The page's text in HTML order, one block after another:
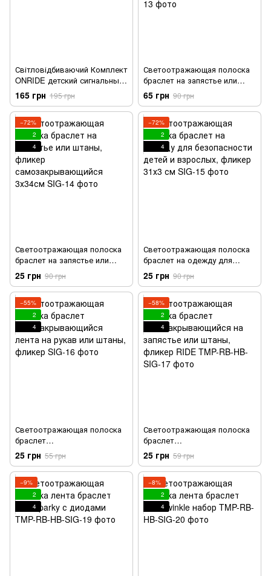
Світловідбиваючий Комплект
ONRIDE детский сигнальный
жилет Hero
165 грн 195 грн
Светоотражающая полоска
браслет на запястье или
штаны, фликер
самозакрывающийся
65 грн 90 грн
−72%
2
4
Светоотражающая полоска
браслет на запястье или
штаны, фликер
самозакрывающийся 3х34см
25 грн 90 грн
−72%
2
4
Светоотражающая полоска
браслет на одежду для
безопасности детей и
взрослых, фликер 31х3 см
25 грн 90 грн
−55%
2
4
Светоотражающая полоска
браслет
самозакрывающийся лента
на рукав или штаны, фликер
25 грн 55 грн
−58%
2
4
Светоотражающая полоска
браслет
самозакрывающийся на
запястье или штаны, фликер
RIDE
25 грн 59 грн
−9%
2
4
−8%
2
4